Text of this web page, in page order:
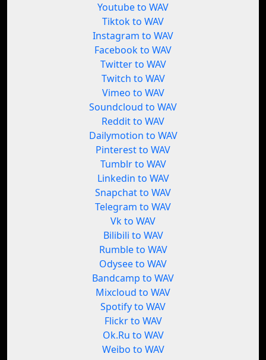
Youtube to WAV
Tiktok to WAV
Instagram to WAV
Facebook to WAV
Twitter to WAV
Twitch to WAV
Vimeo to WAV
Soundcloud to WAV
Reddit to WAV
Dailymotion to WAV
Pinterest to WAV
Tumblr to WAV
Linkedin to WAV
Snapchat to WAV
Telegram to WAV
Vk to WAV
Bilibili to WAV
Rumble to WAV
Odysee to WAV
Bandcamp to WAV
Mixcloud to WAV
Spotify to WAV
Flickr to WAV
Ok.Ru to WAV
Weibo to WAV